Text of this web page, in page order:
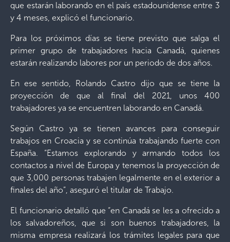
que estarán laborando en el país estadounidense entre 3
y 4 meses, explicó el funcionario.
Para los próximos días se tiene previsto que salga el
primer grupo de trabajadores hacia Canadá, quienes
estarán realizando labores por un periodo de dos años.
En ese sentido, Rolando Castro dijo que se tiene la
proyección de que al final del 2021, unos 400
trabajadores ya se encuentren laborando en Canadá.
Según Castro ya se tienen avances para conseguir
trabajos en Croacia y se continúa trabajando fuerte con
España. “Estamos explorando y armando todos los
contactos a nivel de Europa y tenemos la proyección de
que 3,000 personas trabajen legalmente en el exterior a
finales del año”, aseguró el titular de Trabajo.
El funcionario detalló que “en Canadá se les a ofrecido a
los salvadoreños, que si son buenos trabajadores, la
misma empresa realizará los trámites legales para que